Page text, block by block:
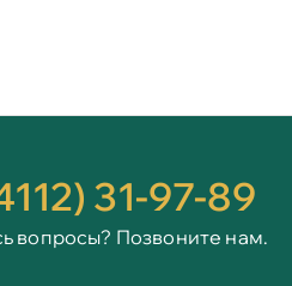
31-97-89
вопросы? Позвоните нам.